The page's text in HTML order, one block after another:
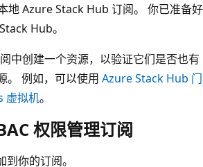
地 Azure Stack Hub 订阅。 你已准备好
Hub。
中创建一个资源，以验证它们是否也有
。 例如，可以使用 Azure Stack Hub 门
虚拟机。
权限管理订阅
到你的订阅。